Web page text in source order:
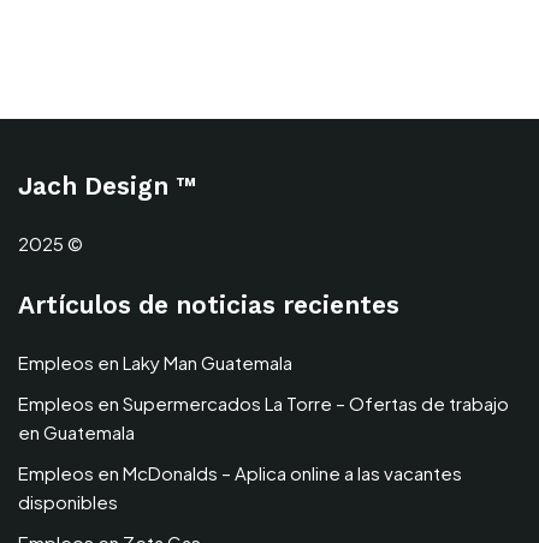
Jach Design ™
2025 ©
Artículos de noticias recientes
Empleos en Laky Man Guatemala
Empleos en Supermercados La Torre – Ofertas de trabajo
en Guatemala
Empleos en McDonalds – Aplica online a las vacantes
disponibles